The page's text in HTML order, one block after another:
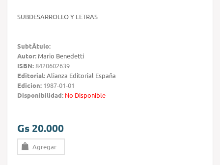
SUBDESARROLLO Y LETRAS
SubtÃ­tulo:
Autor: Mario Benedetti
ISBN:8420602639
Editorial:Alianza Editorial España
Edicion: 1987-01-01
Disponibilidad: No Disponible
Gs 20.000
Agregar